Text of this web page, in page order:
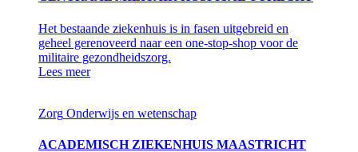
Het bestaande ziekenhuis is in fasen uitgebreid en
geheel gerenoveerd naar een one-stop-shop voor de
militaire gezondheidszorg.
Lees meer
Zorg Onderwijs en wetenschap
ACADEMISCH ZIEKENHUIS MAASTRICHT